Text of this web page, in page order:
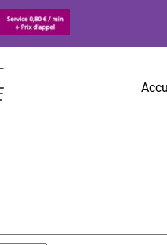
Les champs obligatoires